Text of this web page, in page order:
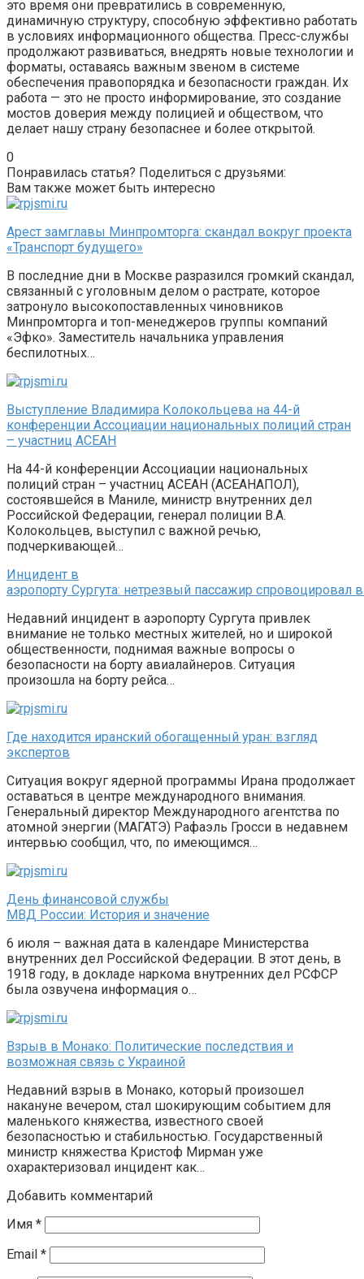
это время они превратились в современную,
динамичную структуру, способную эффективно работать
в условиях информационного общества. Пресс-службы
продолжают развиваться, внедрять новые технологии и
форматы, оставаясь важным звеном в системе
обеспечения правопорядка и безопасности граждан. Их
работа — это не просто информирование, это создание
мостов доверия между полицией и обществом, что
делает нашу страну безопаснее и более открытой.
0
Понравилась статья? Поделиться с друзьями:
Вам также может быть интересно
Арест замглавы Минпромторга: скандал вокруг проекта
«Транспорт будущего»
В последние дни в Москве разразился громкий скандал,
связанный с уголовным делом о растрате, которое
затронуло высокопоставленных чиновников
Минпромторга и топ-менеджеров группы компаний
«Эфко». Заместитель начальника управления
беспилотных…
Выступление Владимира Колокольцева на 44-й
конференции Ассоциации национальных полиций стран
– участниц АСЕАН
На 44-й конференции Ассоциации национальных
полиций стран – участниц АСЕАН (АСЕАНАПОЛ),
состоявшейся в Маниле, министр внутренних дел
Российской Федерации, генерал полиции В.А.
Колокольцев, выступил с важной речью,
подчеркивающей…
Инцидент в
аэропорту Сургута: нетрезвый пассажир
Недавний инцидент в аэропорту Сургута привлек
внимание не только местных жителей, но и широкой
общественности, поднимая важные вопросы о
безопасности на борту авиалайнеров. Ситуация
произошла на борту рейса…
Где находится иранский обогащенный уран: взгляд
экспертов
Ситуация вокруг ядерной программы Ирана продолжает
оставаться в центре международного внимания.
Генеральный директор Международного агентства по
атомной энергии (МАГАТЭ) Рафаэль Гросси в недавнем
интервью сообщил, что, по имеющимся…
День финансовой службы
МВД России: История и значение
6 июля – важная дата в календаре Министерства
внутренних дел Российской Федерации. В этот день, в
1918 году, в докладе наркома внутренних дел РСФСР
была озвучена информация о…
Взрыв в Монако: Политические последствия и
возможная связь с Украиной
Недавний взрыв в Монако, который произошел
накануне вечером, стал шокирующим событием для
маленького княжества, известного своей
безопасностью и стабильностью. Государственный
министр княжества Кристоф Мирман уже
охарактеризовал инцидент как…
Добавить комментарий
Имя *
Email *